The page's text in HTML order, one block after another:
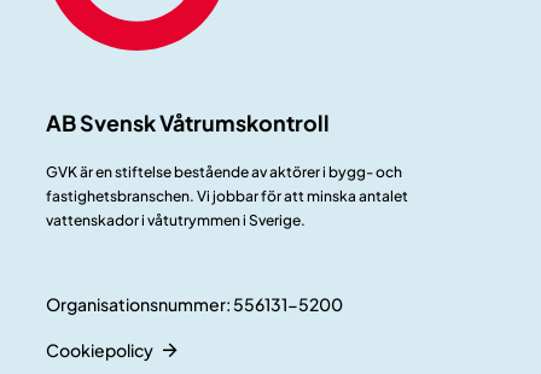
AB Svensk Våtrumskontroll
GVK är en stiftelse bestående av aktörer i bygg- och
fastighetsbranschen. Vi jobbar för att minska antalet
vattenskador i våtutrymmen i Sverige.
Organisationsnummer: 556131-5200
Cookiepolicy